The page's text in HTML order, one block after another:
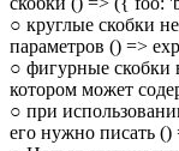
○ круглые скобки
параметров () =>
○ фигурные скобки
котором может
○ при
его нужно писать